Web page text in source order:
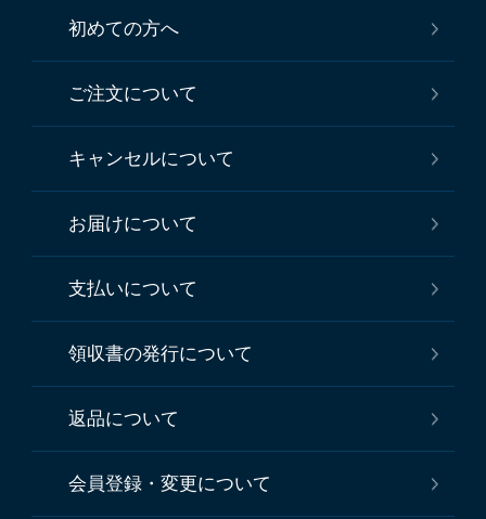
初めての方へ
ご注文について
キャンセルについて
お届けについて
支払いについて
領収書の発行について
返品について
会員登録・変更について